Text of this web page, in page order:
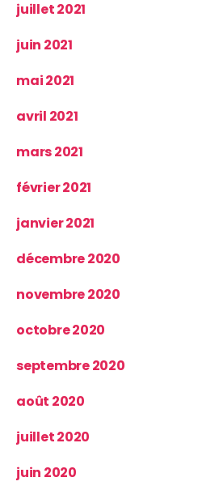
juillet 2021
juin 2021
mai 2021
avril 2021
mars 2021
février 2021
janvier 2021
décembre 2020
novembre 2020
octobre 2020
septembre 2020
août 2020
juillet 2020
juin 2020